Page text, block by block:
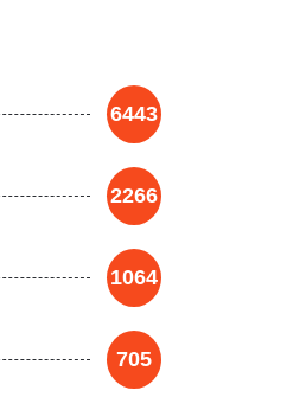
6443
2266
1064
705